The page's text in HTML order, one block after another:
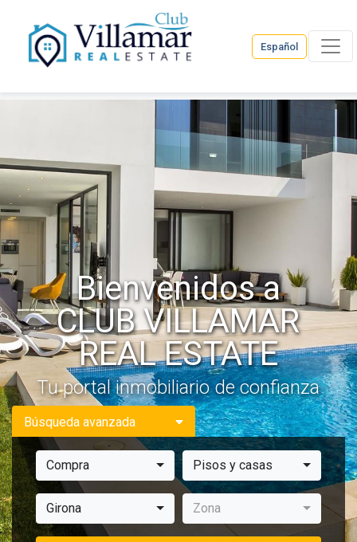
Español
Bienvenidos a
CLUB VILLAMAR
REAL ESTATE
Tu portal inmobiliario de confianza
Búsqueda avanzada
Compra Pisos y casas
Girona Zona